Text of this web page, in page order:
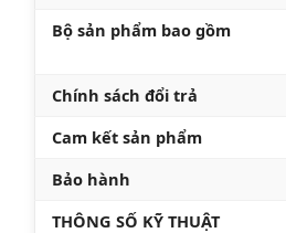
Bộ sản phẩm bao gồm
Chính sách đổi trả
Cam kết sản phẩm
Bảo hành
THÔNG SỐ KỸ THUẬT